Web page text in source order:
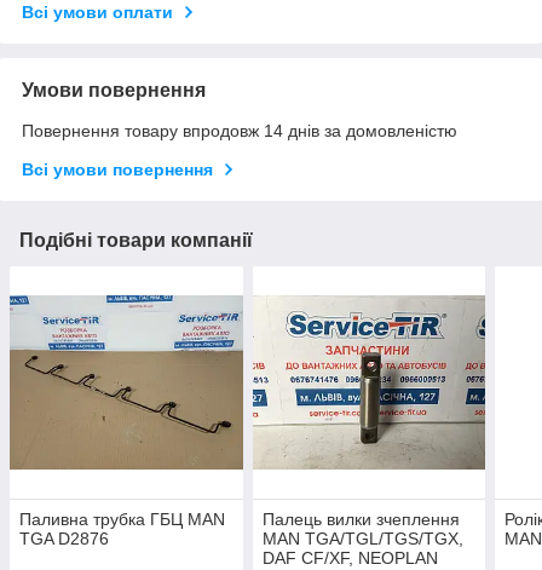
Всі умови оплати
Умови повернення
Повернення товару впродовж 14 днів за домовленістю
Всі умови повернення
Подібні товари компанії
Паливна трубка ГБЦ MAN
TGA D2876
Палець вилки зчеплення
MAN TGA/TGL/TGS/TGX,
DAF CF/XF, NEOPLAN